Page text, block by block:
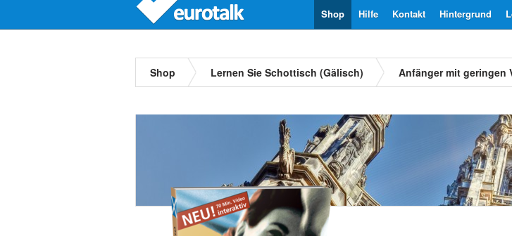
Hintergrund
Kontakt
Hilfe
Shop
Shop Lernen Sie Schottisch (Gälisch) Anfänger mit geringen